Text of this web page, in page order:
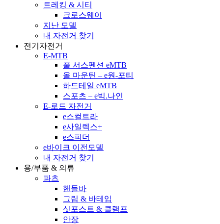
트레킹 & 시티
크로스웨이
지난 모델
내 자전거 찾기
전기자전거
E-MTB
풀 서스펜션 eMTB
올 마운틴 – e원-포티
하드테일 eMTB
스포츠 – e빅.나인
E-로드 자전거
e스컬트라
e사일렉스+
e스피더
e바이크 이전모델
내 자전거 찾기
용/부품 & 의류
파츠
핸들바
그립 & 바테입
싯포스트 & 클램프
안장